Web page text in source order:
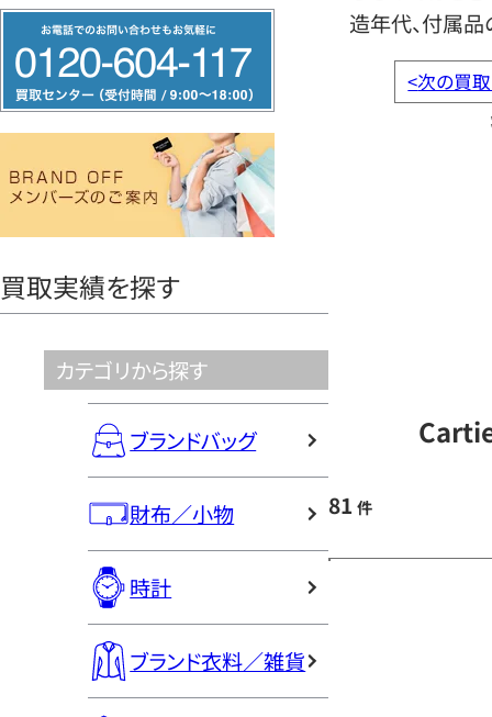
リ
ー
ヤ
買取実績を探す
カテゴリから探す
ブランドバッグ
財布／小物
時計
ブランド衣料／雑貨
造年代、付属品
<次の買
81 件